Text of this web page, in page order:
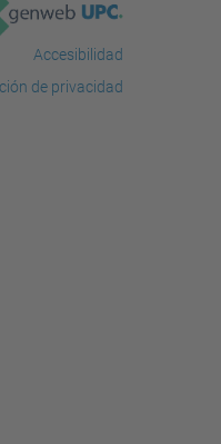
Accesibilidad
de privacidad